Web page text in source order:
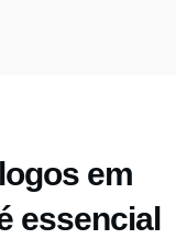
em
essencial